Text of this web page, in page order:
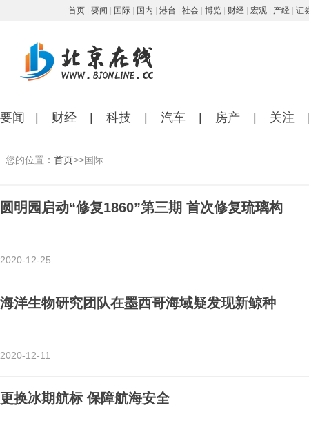
首页| 要闻 国际| 国内 港台 社会| 博览| 财经| 宏观| 产经| 证
要闻 财经 科技 汽车 房产 关注
您的位置： 首页>>国际
圆明园启动“修复1860”第三期 首次修复琉璃构
2020-12-25
海洋生物研究团队在墨西哥海域疑发现新鲸种
2020-12-11
更换冰期航标 保障航海安全